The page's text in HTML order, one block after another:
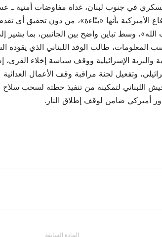
في جنوب لبنان، غداة مفاوضات أمنية ـ
الأميركية بأنها «بنّاءة»، من دون تحقيق
وسط تباين واضح بين الجانبين، بما يشير
المعلومات، طالب الوفد اللبناني الذي
والبرية الإسرائيلية ووقف سياسة إخلاء
وتفعيل لجنة مراقبة وقف الأعمال العدائية
اللبناني لتمكينه من تنفيذ خطته لسحب
أميركي ضامن لوقف إطلاق النار.
المادة السابقة